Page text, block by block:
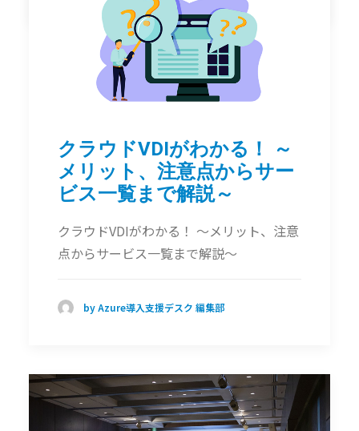
クラウドVDIがわかる！ ～
メリット、注意点からサー
ビス一覧まで解説～
クラウドVDIがわかる！ ～メリット、注意
点からサービス一覧まで解説～
by Azure導入支援デスク 編集部